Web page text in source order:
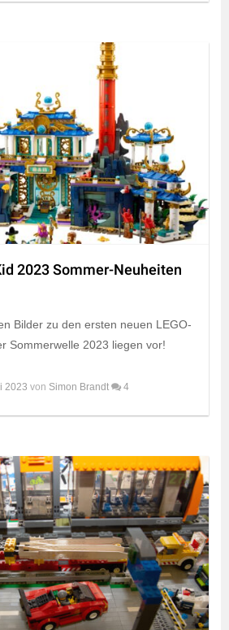
2023 Sommer-Neuheiten
Bilder zu den ersten neuen LEGO-
Sommerwelle 2023 liegen vor!
2023 von Simon Brandt 4